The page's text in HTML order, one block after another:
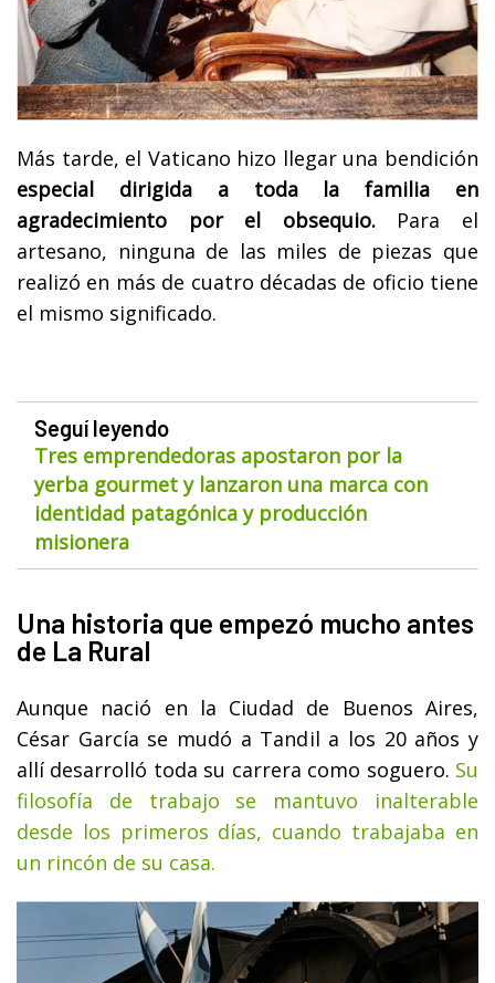
Más tarde, el Vaticano hizo llegar una bendición
especial dirigida a toda la familia en
agradecimiento por el obsequio. Para el
artesano, ninguna de las miles de piezas que
realizó en más de cuatro décadas de oficio tiene
el mismo significado.
Seguí leyendo
Tres emprendedoras apostaron por la
yerba gourmet y lanzaron una marca con
identidad patagónica y producción
misionera
Una historia que empezó mucho antes
de La Rural
Aunque nació en la Ciudad de Buenos Aires,
César García se mudó a Tandil a los 20 años y
allí desarrolló toda su carrera como soguero. Su
filosofía de trabajo se mantuvo inalterable
desde los primeros días, cuando trabajaba en
un rincón de su casa.